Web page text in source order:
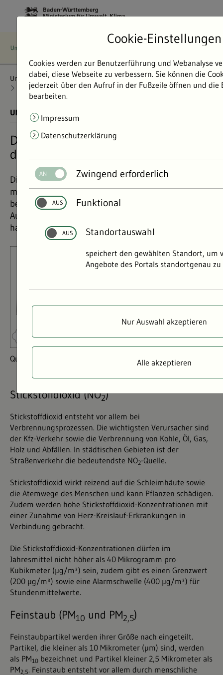
Umweltdaten Bericht: Umweltdaten 2024
Luft
Informationen zur Luftqualität
Luftschadstoffen auf der Spur
UMWELTDATEN BERICHT 2024
Den wichtigsten Luftschadstoffen auf
der Spur
Die meisten Luftschadstoffe werden durch
menschliche Aktivität freigesetzt. Einige stehen unter
besonderer Beobachtung, da sie gravierende
Auswirkungen auf Menschen, Tiere und die Umwelt
haben können.
© ©
Quellen verschiedener Luftschadstoffe.
Stickstoffdioxid (NO2)
Stickstoffdioxid entsteht vor allem bei
Verbrennungsprozessen. Die wichtigsten Verursacher sind
der Kfz-Verkehr sowie die Verbrennung von Kohle, Öl, Gas,
Holz und Abfällen. In städtischen Gebieten ist der
Straßenverkehr die bedeutendste NO2-Quelle.
Stickstoffdioxid wirkt reizend auf die Schleimhäute sowie
die Atemwege des Menschen und kann Pflanzen schädigen.
Zudem werden hohe Stickstoffdioxid-Konzentrationen mit
einer Zunahme von Herz-Kreislauf-Erkrankungen in
Verbindung gebracht.
Die Stickstoffdioxid-Konzentrationen dürfen im
Jahresmittel nicht höher als 40 Mikrogramm pro
Kubikmeter (µg/m³) sein, zudem gibt es einen Grenzwert
(200 µg/m³) sowie eine Alarmschwelle (400 µg/m³) für
Stundenmittelwerte.
Feinstaub (PM10 und PM2,5)
Feinstaubpartikel werden ihrer Größe nach eingeteilt.
Partikel, die kleiner als 10 Mikrometer (µm) sind, werden
als PM10 bezeichnet und Partikel kleiner 2,5 Mikrometer als
PM2,5. Feinstaub entsteht vor allem durch menschliche
Cookie-Einstellungen
Cookies werden zur Benutzerführung und Webanalyse
dabei, diese Webseite zu verbessern. Sie können die
jederzeit über den Aufruf in der Fußzeile öffnen und die
bearbeiten.
Impressum
Datenschutzerklärung
Zwingend erforderlich
Funktional
Standortauswahl
speichert den gewählten Standort, um
Angebote des Portals standortgenau
Nur Auswahl akzeptieren
Alle akzeptieren